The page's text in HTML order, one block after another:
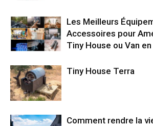
Les Meilleurs
Accessoires pour
Tiny House ou Van
Tiny House Terra
Comment rendre la